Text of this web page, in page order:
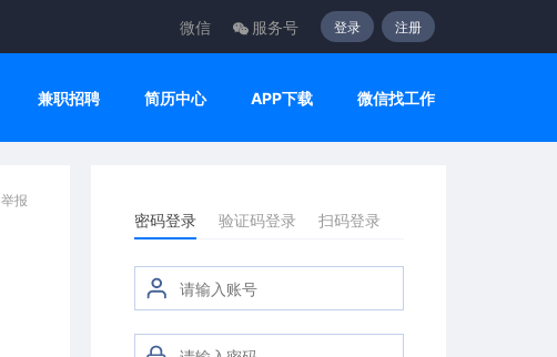
微信 服务号 登录 注册
兼职招聘 简历中心 APP下载 微信找工作
举报
密码登录 验证码登录 扫码登录